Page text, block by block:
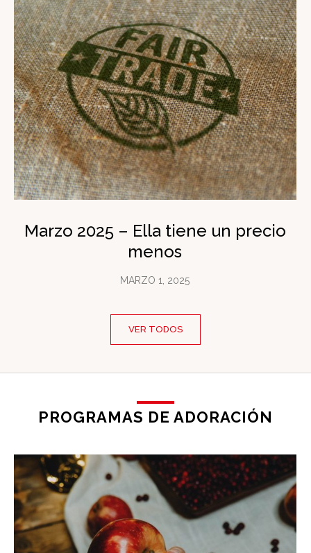
Marzo 2025 – Ella tiene un precio
menos
MARZO 1, 2025
VER TODOS
PROGRAMAS DE ADORACIÓN